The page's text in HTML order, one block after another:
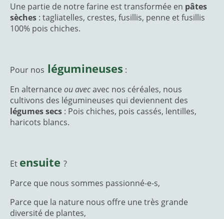
Une partie de notre farine est transformée en pâtes
sèches : tagliatelles, crestes, fusillis, penne et fusillis
100% pois chiches.
Pour nos légumineuses :
En alternance ou avecavec nos céréales, nous
cultivons des légumineuses qui deviennent des
légumes secs : Pois chiches, pois cassés, lentilles,
haricots blancs.
Et ensuite ?
Parce que nous sommes passionné-e-s,
Parce que la nature nous offre une très grande
diversité de plantes,